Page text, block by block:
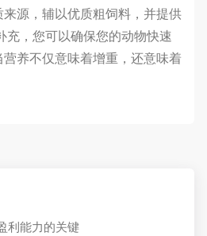
源，辅以优质粗饲料，并提供
充，您可以确保您的动物快速
养不仅意味着增重，还意味着
利能力的关键